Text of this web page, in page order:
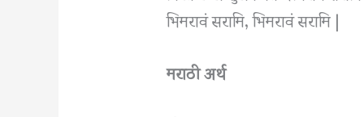
भिमरावं सरामि, भिमरावं सरामि |
मराठी अर्थ